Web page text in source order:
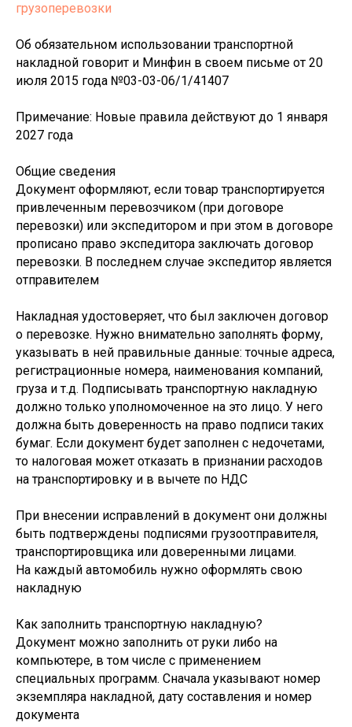
грузоперевозки
Об обязательном использовании транспортной
накладной говорит и Минфин в своем письме от 20
июля 2015 года №03-03-06/1/41407
Примечание: Новые правила действуют до 1 января
2027 года
Общие сведения
Документ оформляют, если товар транспортируется
привлеченным перевозчиком (при договоре
перевозки) или экспедитором и при этом в договоре
прописано право экспедитора заключать договор
перевозки. В последнем случае экспедитор является
отправителем
Накладная удостоверяет, что был заключен договор
о перевозке. Нужно внимательно заполнять форму,
указывать в ней правильные данные: точные адреса,
регистрационные номера, наименования компаний,
груза и т.д. Подписывать транспортную накладную
должно только уполномоченное на это лицо. У него
должна быть доверенность на право подписи таких
бумаг. Если документ будет заполнен с недочетами,
то налоговая может отказать в признании расходов
на транспортировку и в вычете по НДС
При внесении исправлений в документ они должны
быть подтверждены подписями грузоотправителя,
транспортировщика или доверенными лицами.
На каждый автомобиль нужно оформлять свою
накладную
Как заполнить транспортную накладную?
Документ можно заполнить от руки либо на
компьютере, в том числе с применением
специальных программ. Сначала указывают номер
экземпляра накладной, дату составления и номер
документа